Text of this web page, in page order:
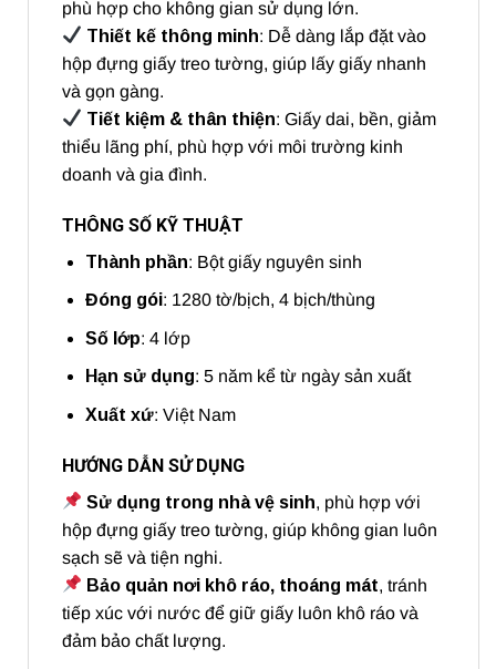
phù hợp cho không gian sử dụng lớn.
Thiết kế thông minh: Dễ dàng lắp đặt vào
hộp đựng giấy treo tường, giúp lấy giấy nhanh
và gọn gàng.
Tiết kiệm & thân thiện: Giấy dai, bền, giảm
thiểu lãng phí, phù hợp với môi trường kinh
doanh và gia đình.
THÔNG SỐ KỸ THUẬT
Thành phần: Bột giấy nguyên sinh
Đóng gói: 1280 tờ/bịch, 4 bịch/thùng
Số lớp: 4 lớp
Hạn sử dụng: 5 năm kể từ ngày sản xuất
Xuất xứ: Việt Nam
HƯỚNG DẪN SỬ DỤNG
Sử dụng trong nhà vệ sinh, phù hợp với
hộp đựng giấy treo tường, giúp không gian luôn
sạch sẽ và tiện nghi.
Bảo quản nơi khô ráo, thoáng mát, tránh
tiếp xúc với nước để giữ giấy luôn khô ráo và
đảm bảo chất lượng.